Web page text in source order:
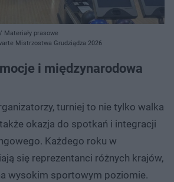
Materiały prasowe
Mistrzostwa Grudziądza 2026
i międzynarodowa
turniej to nie tylko walka
okazja do spotkań i integracji
Każdego roku w
się reprezentanci różnych krajów,
wysokim sportowym poziomie.